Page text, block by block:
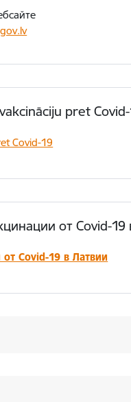
pret
Covid-19
от Covid-19
Covid-19 в Латвии